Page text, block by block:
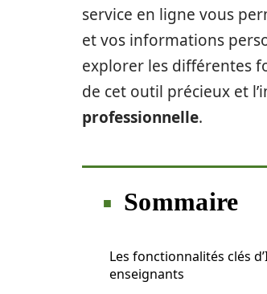
service en ligne vous
et vos informations
explorer les différentes
de cet outil précieux et
professionnelle.
Sommaire
Les fonctionnalités clés
enseignants